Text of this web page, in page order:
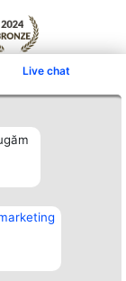
Live chat
multe >>